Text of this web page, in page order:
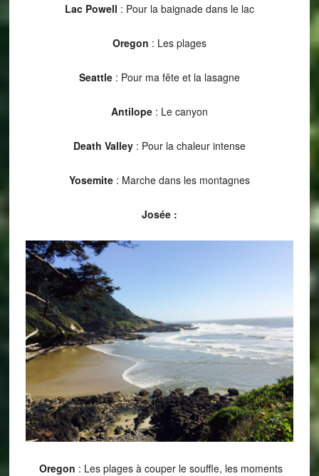
Lac Powell : Pour la baignade dans le lac
Oregon : Les plages
Seattle: Pour ma fête et la lasagne
Antilope: Le canyon
Death Valley: Pour la chaleur intense
Yosemite: Marche dans les montagnes
Josée :
Oregon : Les plages à couper le souffle, les moments